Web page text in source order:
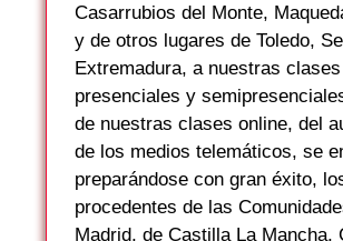
Casarrubios del Monte,
y de otros lugares de Toledo,
Extremadura, a nuestras clases
presenciales y
de nuestras clases online, del
de los medios telemáticos, se
preparándose con gran éxito,
procedentes de las
Madrid, de Castilla La Mancha,